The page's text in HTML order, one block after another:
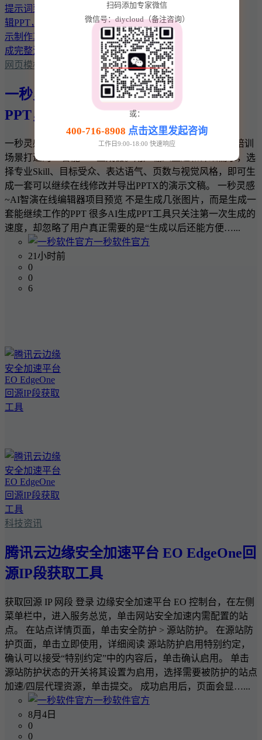
网页模板
一秒灵感~AI智演：从提示词到可编辑
PPT，让演示制作真正形成完整流程
一秒灵感~AI智演是一款面向企业汇报、产品发布和教育培训
场景打造的AI智能PPT生成器。用户输入主题和详细需求，选
择专业Skill、目标受众、表达语气、页数与视觉风格，即可生
成一套可以继续在线修改并导出PPTX的演示文稿。 一秒灵感
~AI智演在线编辑器项目预览 不是生成几张图片，而是生成一
套能继续工作的PPT 很多AI生成PPT工具只关注第一次生成的
速度，却忽略了用户真正需要的是“生成以后还能方便…...
一秒软件官方
21小时前
0
0
6
科技资讯
腾讯云边缘安全加速平台 EO EdgeOne回
源IP段获取工具
获取回源 IP 网段 登录 边缘安全加速平台 EO 控制台，在左侧
菜单栏中，进入服务总览，单击网站安全加速内需配置的站
点。 在站点详情页面，单击安全防护 > 源站防护。 在源站防
护页面，单击立即使用，详细阅读 源站防护启用特别约定，
确认可以接受“特别约定”中的内容后，单击确认启用。 单击
源站防护状态的开关将其设置为启用，选择需要被防护的站点
加速/四层代理资源，单击提交。 成功启用后，页面会显…...
一秒软件官方
8月4日
0
0
扫码添加专家微信
微信号：diycloud（备注咨询）
或：
400-716-8908 点击这里发起咨询
工作日9:00-18:00 快速响应